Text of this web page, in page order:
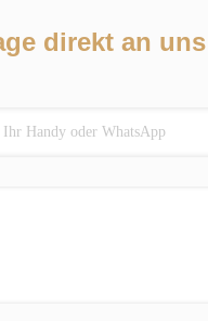
direkt an uns